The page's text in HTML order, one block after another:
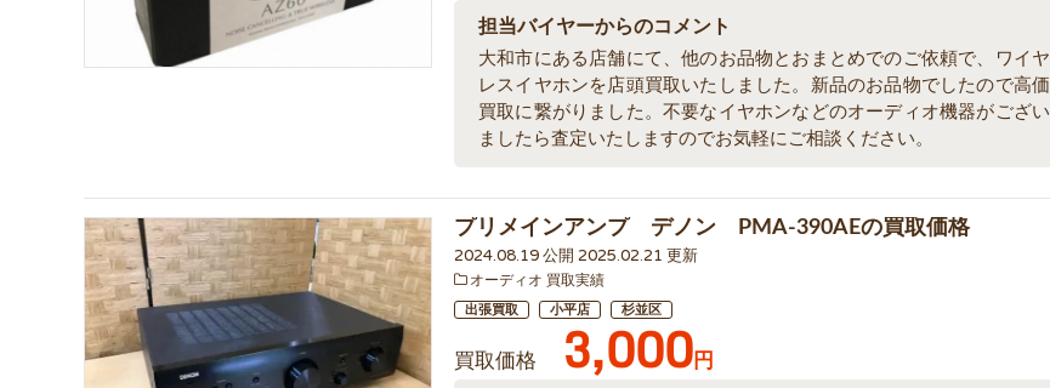
担当バイヤーからのコメント
大和市にある店舗にて、他のお品物とおまとめでのご依頼で、ワイヤ
レスイヤホンを店頭買取いたしました。新品のお品物でしたので高価
買取に繋がりました。不要なイヤホンなどのオーディオ機器がござい
ましたら査定いたしますのでお気軽にご相談ください。
プリメインアンプ デノン PMA-390AEの買取価格
2024.08.19 公開 2025.02.21 更新
オーディオ 買取実績
出張買取 小平店 杉並区
買取価格 3,000円